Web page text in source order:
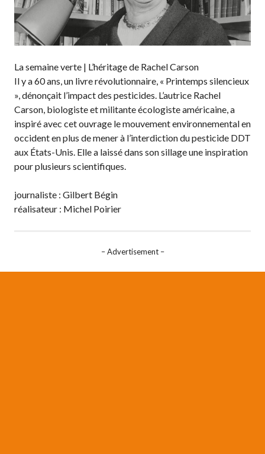
La semaine verte | L’héritage de Rachel Carson
Il y a 60 ans, un livre révolutionnaire, « Printemps silencieux
», dénonçait l’impact des pesticides. L’autrice Rachel
Carson, biologiste et militante écologiste américaine, a
inspiré avec cet ouvrage le mouvement environnemental en
occident en plus de mener à l’interdiction du pesticide DDT
aux États-Unis. Elle a laissé dans son sillage une inspiration
pour plusieurs scientifiques.
journaliste : Gilbert Bégin
réalisateur : Michel Poirier
– Advertisement –